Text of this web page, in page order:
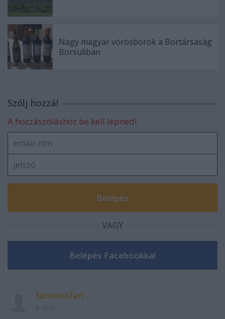
Nagy magyar vörösborok a Bortársaság
Borsuliban
Szólj hozzá!
A hozzászóláshoz be kell lépned!
VAGY
furmintfan